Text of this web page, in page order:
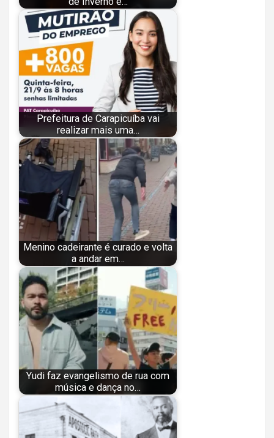
Prefeitura de Carapicuíba vai
realizar mais uma…
Menino cadeirante é curado e volta
a andar em…
Yudi faz evangelismo de rua com
música e dança no…